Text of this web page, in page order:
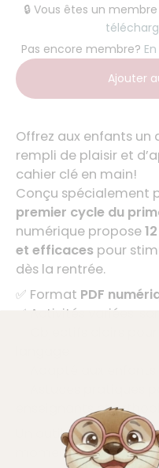
🔒 Vous êtes un
Pas encore membre?
Ajouter
Offrez aux enfants un
rempli de plaisir et
cahier clé en main!
Conçu spécialement
premier cycle du
numérique propose
et efficaces pour
dès la rentrée.
✅ Format PDF
✅ Activités variées,
✅ Objectifs clairs
enseignants et
Un outil pratique et
moments